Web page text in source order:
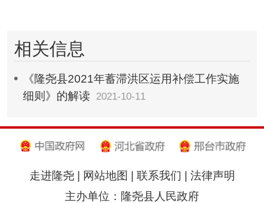
相关信息
《隆尧县2021年蓄滞洪区运用补偿工作实施
细则》的解读
2021-10-11
走进隆尧| 网站地图 联系我们
法律声明
主办单位：隆尧县人民政府